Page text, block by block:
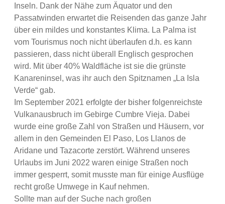
Inseln. Dank der Nähe zum Äquator und den
Passatwinden erwartet die Reisenden das ganze Jahr
über ein mildes und konstantes Klima. La Palma ist
vom Tourismus noch nicht überlaufen d.h. es kann
passieren, dass nicht überall Englisch gesprochen
wird. Mit über 40% Waldfläche ist sie die grünste
Kanareninsel, was ihr auch den Spitznamen „La Isla
Verde“ gab.
Im September 2021 erfolgte der bisher folgenreichste
Vulkanausbruch im Gebirge Cumbre Vieja. Dabei
wurde eine große Zahl von Straßen und Häusern, vor
allem in den Gemeinden El Paso, Los Llanos de
Aridane und Tazacorte zerstört. Während unseres
Urlaubs im Juni 2022 waren einige Straßen noch
immer gesperrt, somit musste man für einige Ausflüge
recht große Umwege in Kauf nehmen.
Sollte man auf der Suche nach großen